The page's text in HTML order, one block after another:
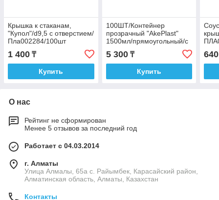
Крышка к стаканам,
"Купол"/d9,5 с отверстием/
Пла002284/100шт
1 400 ₸
Купить
100ШТ/Контейнер
прозрачный "AkePlast"
1500мл/прямоугольный/с
крышкой/Пла002253/
ПЛА002283
5 300₸
Купить
640
О нас
Рейтинг не сформирован
Менее 5 отзывов за последний год
Работает с 04.03.2014
г. Алматы
Улица Алмалы, 65а ​с. Райымбек, Карасайский район,
Алматинская область, Алматы, Казахстан
Контакты